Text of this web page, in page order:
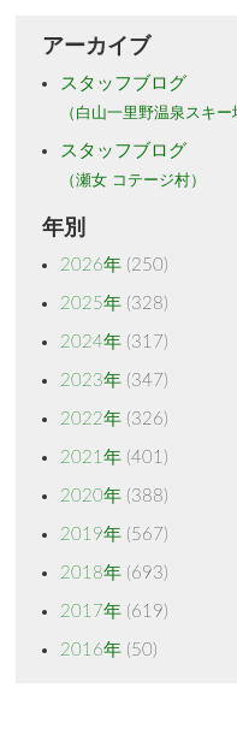
アーカイブ
スタッフブログ
（白山一里野温泉スキー
スタッフブログ
（瀬女 コテージ村）
年別
2026年(250)
2025年(328)
2024年(317)
2023年(347)
2022年(326)
2021年(401)
2020年(388)
2019年(567)
2018年(693)
2017年(619)
2016年(50)